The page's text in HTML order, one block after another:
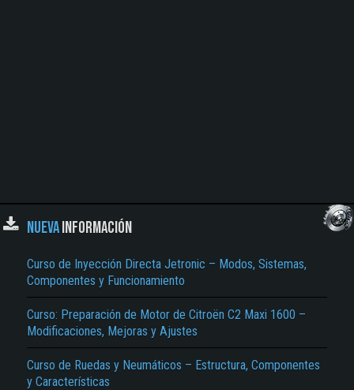
NUEVAINFORMACIÓN
Curso de Inyección Directa Jetronic – Modos, Sistemas,
Componentes y Funcionamiento
Curso: Preparación de Motor de Citroën C2 Maxi 1600 –
Modificaciones, Mejoras y Ajustes
Curso de Ruedas y Neumáticos – Estructura, Componentes
y Características